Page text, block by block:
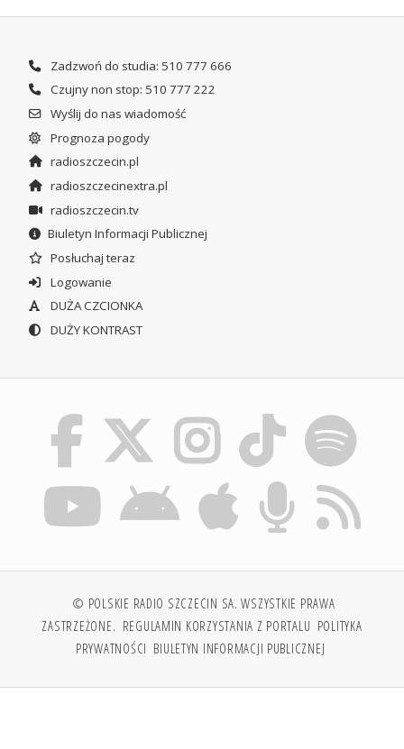
Zadzwoń do studia: 510 777 666
Czujny non stop: 510 777 222
Wyślij do nas wiadomość
Prognoza pogody
radioszczecin.pl
radioszczecinextra.pl
radioszczecin.tv
Biuletyn Informacji Publicznej
Posłuchaj teraz
Logowanie
DUŻA CZCIONKA
DUŻY KONTRAST
© POLSKIE RADIO SZCZECIN SA. WSZYSTKIE PRAWA
ZASTRZEŻONE. REGULAMIN KORZYSTANIA Z PORTALU POLITYKA
PRYWATNOŚCI BIULETYN INFORMACJI PUBLICZNEJ